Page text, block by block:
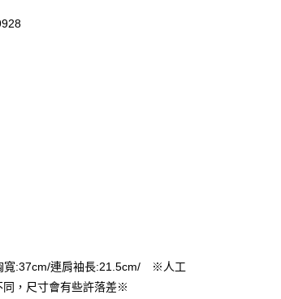
之後才付款」的支付方式。 讓您購物簡單
卡、不需儲值。
認證，即可結帳。
寬:37cm/連肩袖長:21.5cm/ ※人工
同，尺寸會有些許落差※